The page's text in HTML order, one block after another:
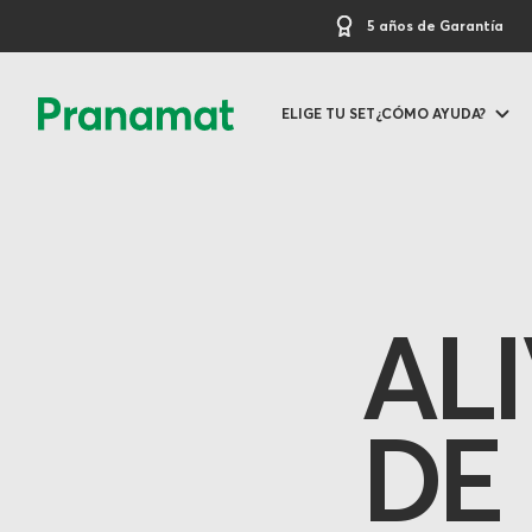
5 años de Garantía
ELIGE TU SET¿CÓMO AYUDA?